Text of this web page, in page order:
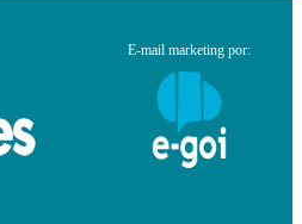
E-mail marketing por: